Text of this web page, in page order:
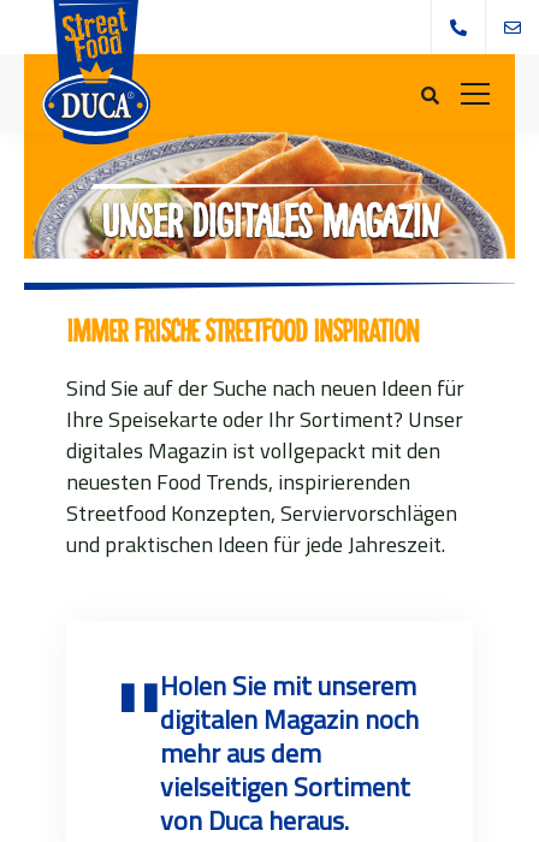
Unser digitales Magazin
IMMER FRISCHE STREETFOOD INSPIRATION
Sind Sie auf der Suche nach neuen Ideen für
Ihre Speisekarte oder Ihr Sortiment? Unser
digitales Magazin ist vollgepackt mit den
neuesten Food Trends, inspirierenden
Streetfood Konzepten, Serviervorschlägen
und praktischen Ideen für jede Jahreszeit.
Holen Sie mit unserem
digitalen Magazin noch
mehr aus dem
vielseitigen Sortiment
von Duca heraus.